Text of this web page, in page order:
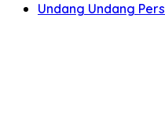
Undang Undang Pers